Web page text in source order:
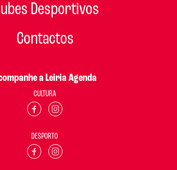
Desportivos
Contactos
a Leiria Agenda
CULTURA
DESPORTO